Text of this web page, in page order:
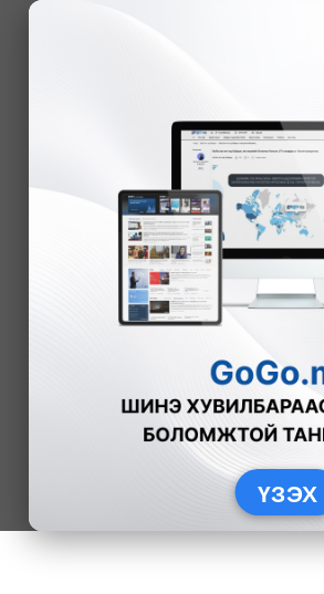
ҮЗЭХ
Г.Өнөболд
unubold@mongolcontent.mn